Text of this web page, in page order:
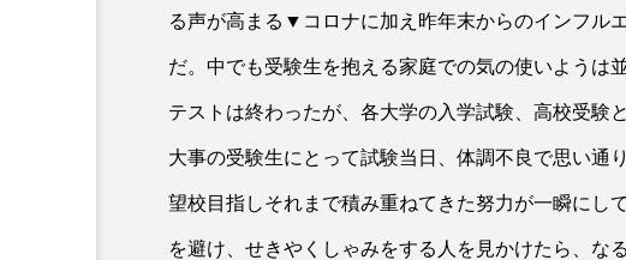
る声が高まる▼コロナに加え昨年末からのインフル
だ。中でも受験生を抱える家庭での気の使いようは
テストは終わったが、各大学の入学試験、高校受
大事の受験生にとって試験当日、体調不良で思い通
望校目指しそれまで積み重ねてきた努力が一瞬にし
を避け、せきやくしゃみをする人を見かけたら、